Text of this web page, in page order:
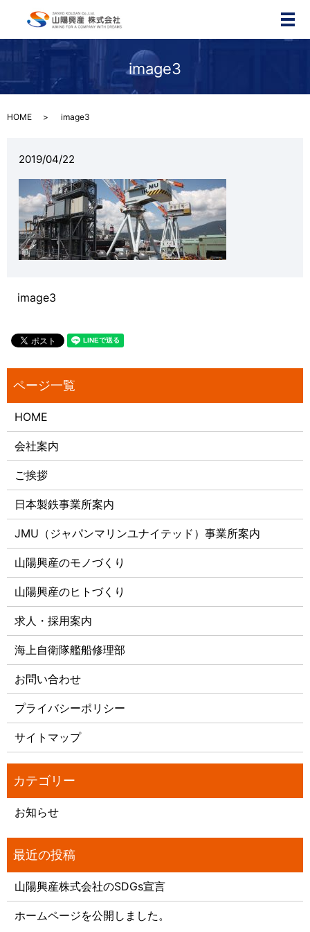
メ
image3
HOME image3
2019/04/22
image3
HOME
会社案内
ご挨拶
日本製鉄事業所案内
JMU（ジャパンマリンユナイテッド）事業所案内
山陽興産のモノづくり
山陽興産のヒトづくり
求人・採用案内
海上自衛隊艦船修理部
お問い合わせ
プライバシーポリシー
サイトマップ
お知らせ
山陽興産株式会社のSDGs宣言
ホームページを公開しました。